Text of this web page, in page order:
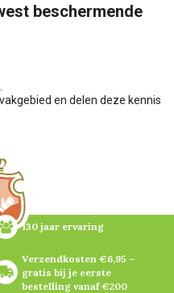
beschermende
en delen deze kennis
130 jaar ervaring
Verzendkosten €6,95 –
gratis bij je eerste
bestelling vanaf €200